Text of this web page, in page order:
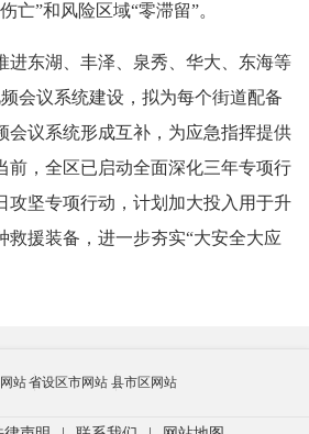
亡”和风险区域“零滞留”。
东湖、丰泽、泉秀、华大、东海等
会议系统建设，拟为每个街道配备
会议系统形成互补，为应急指挥提供
前，全区已启动全面深化三年专项行
攻坚专项行动，计划加大投入用于升
救援装备，进一步夯实“大安全大应
站省设区市网站 县市区网站